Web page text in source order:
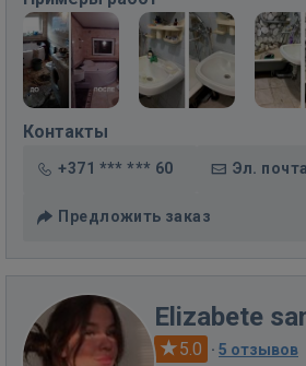
Контакты
+371 *** *** 60 Эл. почта
Предложить заказ
Elizabete
5.0 · 5 отзывов